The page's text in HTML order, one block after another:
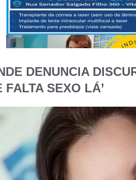
DENUNCIA
FALTA SEXO LÁ’